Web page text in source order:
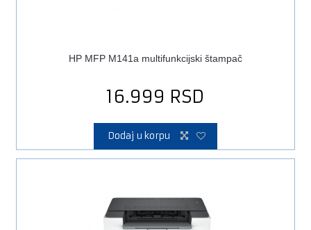
HP MFP M141a multifunkcijski štampač
16.999 RSD
Dodaj u korpu